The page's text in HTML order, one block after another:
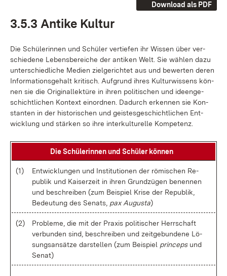
Download als PDF
3.5.3 An­ti­ke Kul­tur
Die Schü­le­rin­nen und Schü­ler ver­tie­fen ihr Wis­sen über ver­
schie­de­ne Le­bens­be­rei­che der an­ti­ken Welt. Sie wäh­len da­zu
un­ter­schied­li­che Me­di­en ziel­ge­rich­tet aus und be­wer­ten de­ren
In­for­ma­ti­ons­ge­halt kri­tisch. Auf­grund ih­res Kul­tur­wis­sens kön­
nen sie die Ori­gi­nal­lek­tü­re in ih­ren po­li­ti­schen und ide­en­ge­
schicht­li­chen Kon­text ein­ord­nen. Da­durch er­ken­nen sie Kon­
stan­ten in der his­to­ri­schen und geis­tes­ge­schicht­li­chen Ent­
wick­lung und stär­ken so ih­re in­ter­kul­tu­rel­le Kom­pe­tenz.
Die Schü­le­rin­nen und Schü­ler kön­nen
(1)
Ent­wick­lun­gen und In­sti­tu­tio­nen der rö­mi­schen Re­
pu­blik und Kai­ser­zeit in ih­ren Grund­zü­gen be­nen­nen
und be­schrei­ben (zum Bei­spiel Kri­se der Re­pu­blik,
Be­deu­tung des Se­nats, pax Au­gus­ta)
(2)
Pro­ble­me, die mit der Pra­xis po­li­ti­scher Herr­schaft
ver­bun­den sind, be­schrei­ben und zeit­ge­bun­de­ne Lö­
sungs­an­sät­ze dar­stel­len (zum Bei­spiel prin­cepsund
Se­nat)